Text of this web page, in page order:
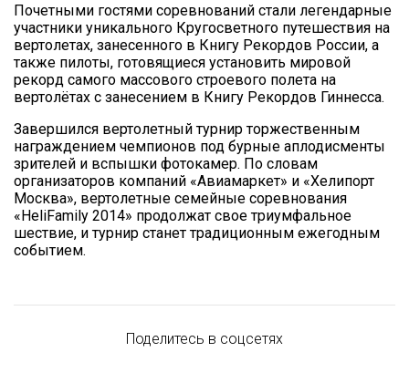
Почетными гостями соревнований стали легендарные
участники уникального Кругосветного путешествия на
вертолетах, занесенного в Книгу Рекордов России, а
также пилоты, готовящиеся установить мировой
рекорд самого массового строевого полета на
вертолётах с занесением в Книгу Рекордов Гиннесса.
Завершился вертолетный турнир торжественным
награждением чемпионов под бурные аплодисменты
зрителей и вспышки фотокамер. По словам
организаторов компаний «Авиамаркет» и «Хелипорт
Москва», вертолетные семейные соревнования
«HeliFamily 2014» продолжат свое триумфальное
шествие, и турнир станет традиционным ежегодным
событием.
Поделитесь в соцсетях